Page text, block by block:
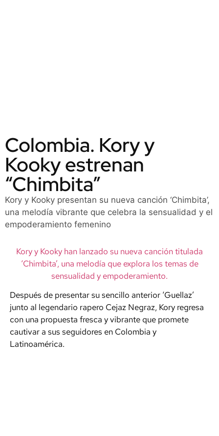
Colombia. Kory y
Kooky estrenan
“Chimbita”
Kory y Kooky presentan su nueva canción ‘Chimbita’,
una melodía vibrante que celebra la sensualidad y el
empoderamiento femenino
Kory y Kooky han lanzado su nueva canción titulada
‘Chimbita’, una melodía que explora los temas de
sensualidad y empoderamiento.
Después de presentar su sencillo anterior ‘Guellaz’
junto al legendario rapero Cejaz Negraz, Kory regresa
con una propuesta fresca y vibrante que promete
cautivar a sus seguidores en Colombia y
Latinoamérica.